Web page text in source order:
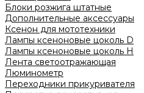
Блоки розжига штатные
Дополнительные аксессуары
Ксенон для мототехники
Лампы ксеноновые цоколь D
Лампы ксеноновые цоколь H
Лента светоотражающая
Люминометр
Переходники прикуривателя